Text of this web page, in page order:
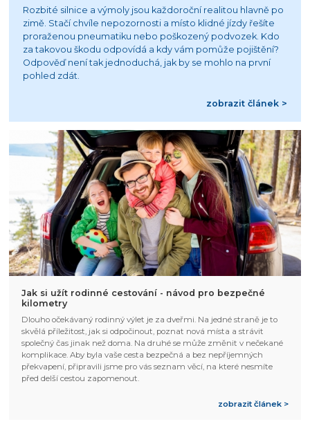
Rozbité silnice a výmoly jsou každoroční realitou hlavně po
zimě. Stačí chvíle nepozornosti a místo klidné jízdy řešíte
proraženou pneumatiku nebo poškozený podvozek. Kdo
za takovou škodu odpovídá a kdy vám pomůže pojištění?
Odpověď není tak jednoduchá, jak by se mohlo na první
pohled zdát.
zobrazit článek >
Jak si užít rodinné cestování - návod pro bezpečné
kilometry
Dlouho očekávaný rodinný výlet je za dveřmi. Na jedné straně je to
skvělá příležitost, jak si odpočinout, poznat nová místa a strávit
společný čas jinak než doma. Na druhé se může změnit v nečekané
komplikace. Aby byla vaše cesta bezpečná a bez nepříjemných
překvapení, připravili jsme pro vás seznam věcí, na které nesmíte
před delší cestou zapomenout.
zobrazit článek >